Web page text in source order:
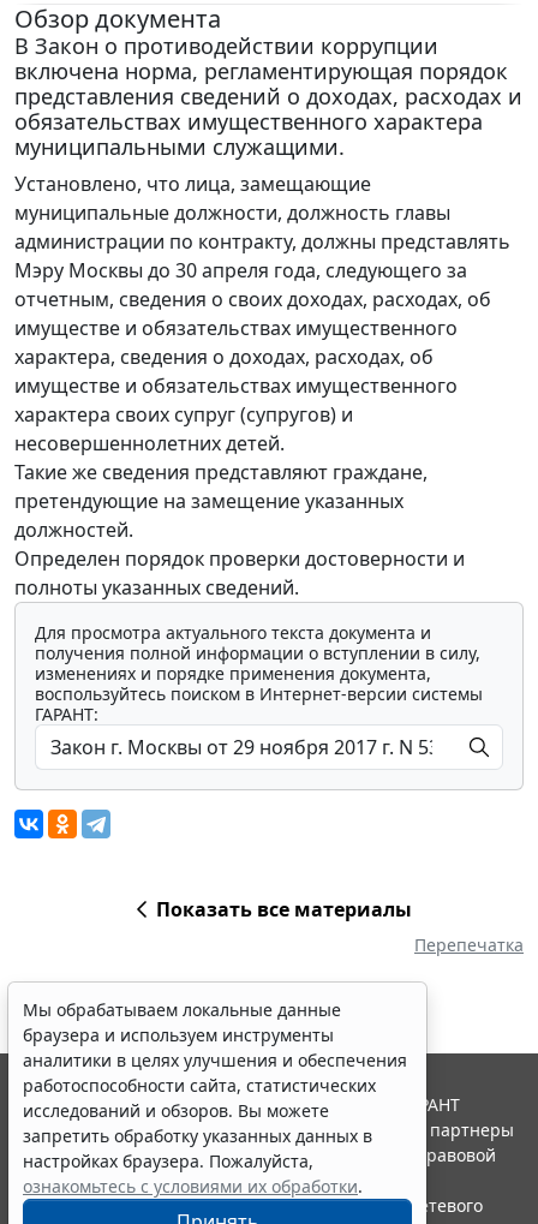
Обзор документа
В Закон о противодействии коррупции
включена норма, регламентирующая порядок
представления сведений о доходах, расходах и
обязательствах имущественного характера
муниципальными служащими.
Установлено, что лица, замещающие
муниципальные должности, должность главы
администрации по контракту, должны представлять
Мэру Москвы до 30 апреля года, следующего за
отчетным, сведения о своих доходах, расходах, об
имуществе и обязательствах имущественного
характера, сведения о доходах, расходах, об
имуществе и обязательствах имущественного
характера своих супруг (супругов) и
несовершеннолетних детей.
Такие же сведения представляют граждане,
претендующие на замещение указанных
должностей.
Определен порядок проверки достоверности и
полноты указанных сведений.
Для просмотра актуального текста документа и
получения полной информации о вступлении в силу,
изменениях и порядке применения документа,
воспользуйтесь поиском в Интернет-версии системы
ГАРАНТ:
Показать все материалы
Перепечатка
Мы обрабатываем локальные данные
браузера и используем инструменты
аналитики в целях улучшения и обеспечения
работоспособности сайта, статистических
исследований и обзоров. Вы можете
запретить обработку указанных данных в
настройках браузера. Пожалуйста,
ознакомьтесь с условиями их обработки.
© ООО "НПП "ГАРАНТ-СЕРВИС", 2026. Система ГАРАНТ
выпускается с 1990 года. Компания "Гарант" и ее партнеры
являются участниками Российской ассоциации правовой
информации ГАРАНТ.
Портал ГАРАНТ.РУ зарегистрирован в качестве сетевого